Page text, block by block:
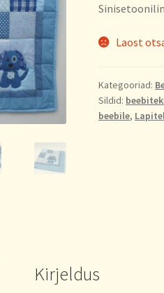
Laost
Kategooriad:
Sildid:
beebile,
Kirjeldus